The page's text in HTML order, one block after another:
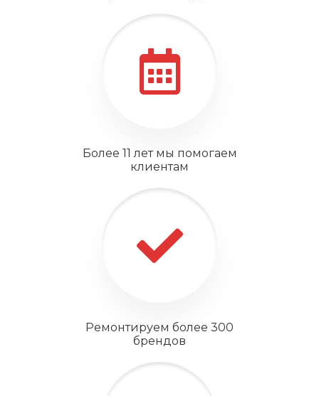
Более 11 лет мы помогаем
клиентам
Ремонтируем более 300
брендов